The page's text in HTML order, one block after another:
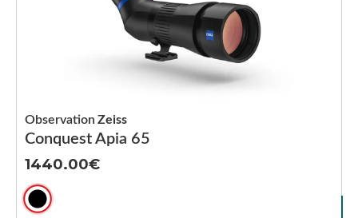
Conquest Apia 65
Observation Zeiss
1440.00